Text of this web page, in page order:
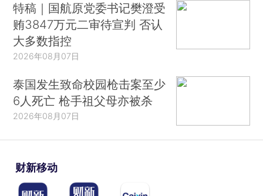
特稿｜国航原党委书记樊澄受
贿3847万元二审待宣判 否认
大多数指控
2026年08月07日
泰国发生致命校园枪击案至少
6人死亡 枪手祖父母亦被杀
2026年08月07日
财新移动